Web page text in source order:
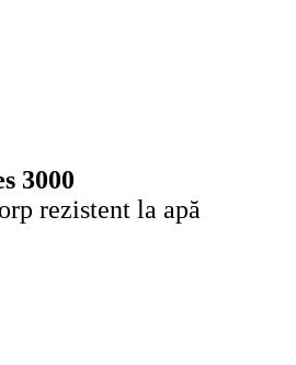
3000
rezistent la apă